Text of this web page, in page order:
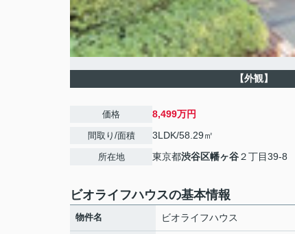
【外観】
価格 8,499万円
間取り/面積 3LDK/58.29㎡
所在地 東京都渋谷区幡ヶ谷２丁目39-8
ビオライフハウスの基本情報
物件名 ビオライフハウス